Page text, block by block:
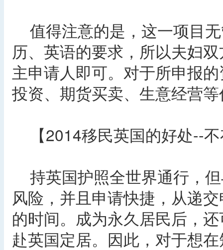
值得注意的是，这一项目
历、英语的要求，所以夫妇
主申请人即可。对于所申报
投资、期货买卖、生意经营
【2014移民英国的好处--
持英国护照全世界通行，
风险，并且申请快捷，从递
的时间。成为永久居民后，
赴英国定居。因此，对于想